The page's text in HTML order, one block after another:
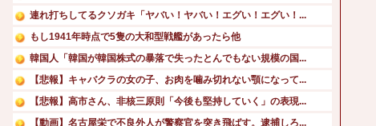
連れ打ちしてるクソガキ「ヤバい！ヤバい！エグい！エグい！...
もし1941年時点で5隻の大和型戦艦があったら他
韓国人「韓国が韓国株式の暴落で失ったとんでもない規模の国...
【悲報】キャバクラの女の子、お肉を噛み切れない顎になって...
【悲報】高市さん、非核三原則「今後も堅持していく」の表現...
【動画】名古屋栄で不良外人が警察官を突き飛ばす。逮捕しろ...